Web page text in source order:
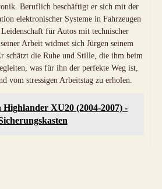
Beruflich beschäftigt er sich mit der
elektronischer Systeme in Fahrzeugen
für Autos mit technischer
Arbeit widmet sich Jürgen seinem
schätzt die Ruhe und Stille, die ihm beim
was für ihn der perfekte Weg ist,
vom stressigen Arbeitstag zu erholen.
Highlander XU20 (2004-2007) -